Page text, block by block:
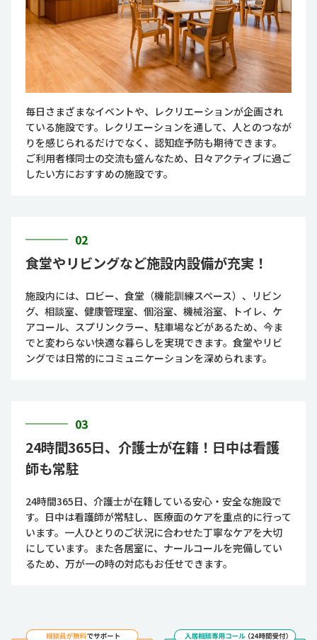
毎日さまざまなイベントや、レクリエーションが企画され
ている施設です。レクリエーションを通して、人とのつなが
りを感じられるだけでなく、認知症予防も期待できます。
ご利用者様同士の交流も盛んなため、日々アクティブに過ご
したい方におすすめの施設です。
02
食堂やリビングなど施設内設備が充実！
施設内には、ロビー、食堂（機能訓練スペース）、リビン
グ、相談室、健康管理室、個浴室、機械浴室、トイレ、ケ
アコール、スプリンクラー、駐車場などがあるため、今ま
でと変わらない快適な暮らしを実現できます。食堂やリビ
ングでは日常的にコミュニケーションを深められます。
03
24時間365日、介護士が在籍！日中は看護
師も常駐
24時間365日、介護士が在籍している安心・安全な施設で
す。日中は看護師が常駐し、医療面のケアを重点的に行って
います。一人ひとりのご状況に合わせた丁寧なケアを大切
にしています。また各居室に、ナールコールを完備してい
るため、万が一の時の対応もお任せできます。